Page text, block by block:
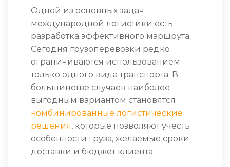
Одной из основных задач
международной логистики есть
разработка эффективного маршрута.
Сегодня грузоперевозки редко
ограничиваются использованием
только одного вида транспорта. В
большинстве случаев наиболее
выгодным вариантом становятся
комбинированные логистические
решения, которые позволяют учесть
особенности груза, желаемые сроки
доставки и бюджет клиента.